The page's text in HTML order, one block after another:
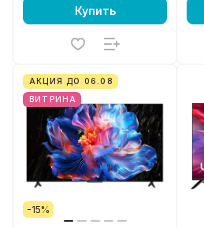
Купить
АКЦИЯ ДО 06.08
ВИТРИНА
-15%